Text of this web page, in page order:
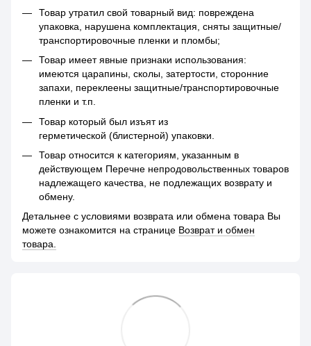
Товар утратил свой товарный вид: повреждена
упаковка, нарушена комплектация, сняты защитные/
транспортировочные пленки и пломбы;
Товар имеет явные признаки использования:
имеются царапины, сколы, затертости, сторонние
запахи, переклеены защитные/транспортировочные
пленки и т.п.
Товар который был изъят из
герметической (блистерной) упаковки.
Товар относится к категориям, указанным в
действующем Перечне непродовольственных товаров
надлежащего качества, не подлежащих возврату и
обмену.
Детальнее с условиями возврата или обмена товара Вы
можете ознакомится на странице Возврат и обмен
товара.